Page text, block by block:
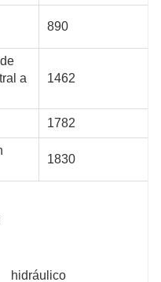
890
a
1462
1782
1830
hidráulico